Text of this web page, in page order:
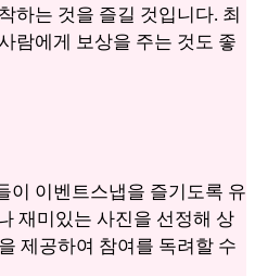
하는 것을 즐길 것입니다. 최
람에게 보상을 주는 것도 좋
이 이벤트스냅을 즐기도록 유
재미있는 사진을 선정해 상
제공하여 참여를 독려할 수